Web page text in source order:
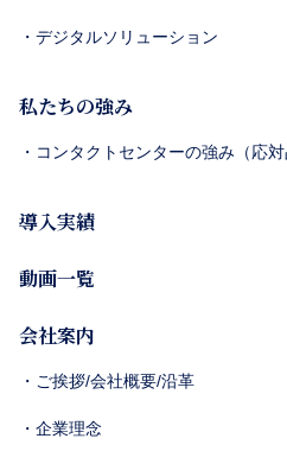
・デジタルソリューション
私たちの強み
・コンタクトセンターの強み（応対
導入実績
動画一覧
会社案内
・ご挨拶/会社概要/沿革
・企業理念